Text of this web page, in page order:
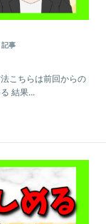
記事
こちらは前回からの
結果...